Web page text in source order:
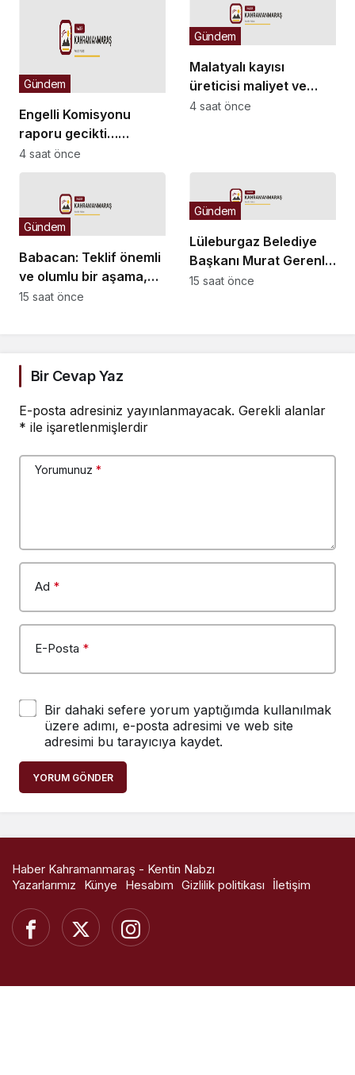
Engelli Komisyonu
raporu gecikti…
Komisyon Başkanı
Kasapoğlu: “10 bin
sayfayı aşan devasa
bir değerlendirme
havuzu söz konusu”
Gündem
4 saat önce
Malatyalı kayısı
üreticisi maliyet ve
düşük fiyat kıskacında:
Gündem
4 saat önce
Babacan: Teklif önemli
ve olumlu bir aşama,
eşitlik yönünden
Gündem
15 saat önce
Lüleburgaz Belediye
Başkanı Murat Gerenli
CHP’den istifa etti
Gündem
15 saat önce
Bir Cevap Yaz
E-posta adresiniz yayınlanmayacak. Gerekli alanlar
* ile işaretlenmişlerdir
Yorumunuz *
Ad *
E-Posta *
Bir dahaki sefere yorum yaptığımda kullanılmak
üzere adımı, e-posta adresimi ve web site
adresimi bu tarayıcıya kaydet.
YORUM GÖNDER
Haber Kahramanmaraş - Kentin Nabzı
Yazarlarımız
Künye Hesabım Gizlilik politikası İletişim